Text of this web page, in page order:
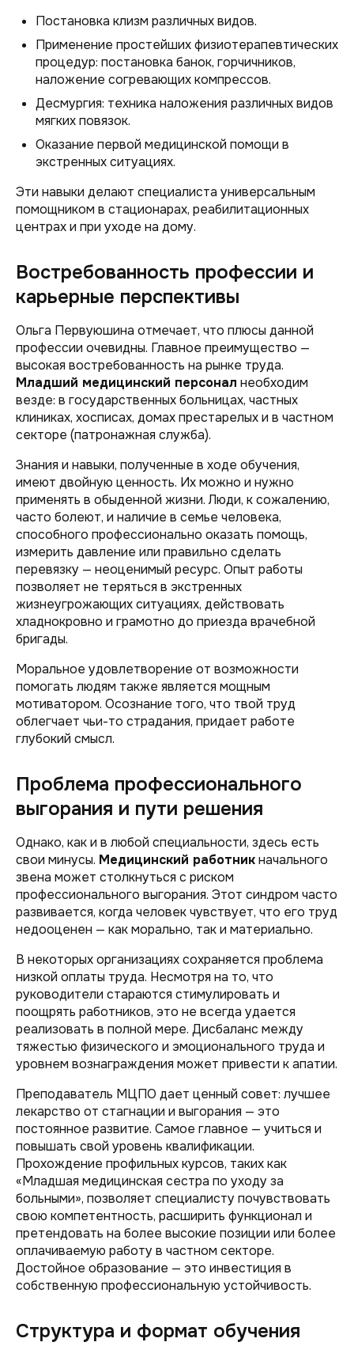
Постановка клизм различных видов.
Применение простейших физиотерапевтических
процедур: постановка банок, горчичников,
наложение согревающих компрессов.
Десмургия: техника наложения различных видов
мягких повязок.
Оказание первой медицинской помощи в
экстренных ситуациях.
Эти навыки делают специалиста универсальным
помощником в стационарах, реабилитационных
центрах и при уходе на дому.
Востребованность профессии и
карьерные перспективы
Ольга Первуюшина отмечает, что плюсы данной
профессии очевидны. Главное преимущество —
высокая востребованность на рынке труда.
Младший медицинский персонал необходим
везде: в государственных больницах, частных
клиниках, хосписах, домах престарелых и в частном
секторе (патронажная служба).
Знания и навыки, полученные в ходе обучения,
имеют двойную ценность. Их можно и нужно
применять в обыденной жизни. Люди, к сожалению,
часто болеют, и наличие в семье человека,
способного профессионально оказать помощь,
измерить давление или правильно сделать
перевязку — неоценимый ресурс. Опыт работы
позволяет не теряться в экстренных
жизнеугрожающих ситуациях, действовать
хладнокровно и грамотно до приезда врачебной
бригады.
Моральное удовлетворение от возможности
помогать людям также является мощным
мотиватором. Осознание того, что твой труд
облегчает чьи-то страдания, придает работе
глубокий смысл.
Проблема профессионального
выгорания и пути решения
Однако, как и в любой специальности, здесь есть
свои минусы. Медицинский работникначального
звена может столкнуться с риском
профессионального выгорания. Этот синдром часто
развивается, когда человек чувствует, что его труд
недооценен — как морально, так и материально.
В некоторых организациях сохраняется проблема
низкой оплаты труда. Несмотря на то, что
руководители стараются стимулировать и
поощрять работников, это не всегда удается
реализовать в полной мере. Дисбаланс между
тяжестью физического и эмоционального труда и
уровнем вознаграждения может привести к апатии.
Преподаватель МЦПО дает ценный совет: лучшее
лекарство от стагнации и выгорания — это
постоянное развитие. Самое главное — учиться и
повышать свой уровень квалификации.
Прохождение профильных курсов, таких как
«Младшая медицинская сестра по уходу за
больными», позволяет специалисту почувствовать
свою компетентность, расширить функционал и
претендовать на более высокие позиции или более
оплачиваемую работу в частном секторе.
Достойное образование — это инвестиция в
собственную профессиональную устойчивость.
Структура и формат обучения